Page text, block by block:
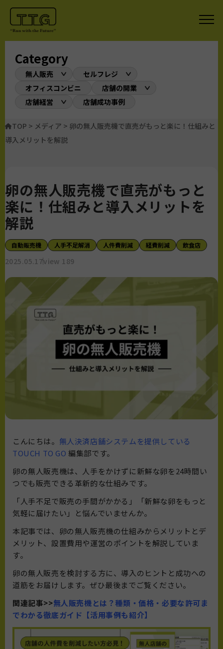
Category
無人販売
セルフレジ
オフィスコンビニ
店舗の開業
店舗経営
店舗成功事例
TOP > メディア > 卵の無人販売機で直売がもっと楽に！仕組みと
導入メリットを解説
卵の無人販売機で直売がもっと
楽に！仕組みと導入メリットを
解説
自動販売機 人手不足解消 人件費削減 経費削減 飲食店
2025.05.17view 189
こんにちは。 無人決済店舗システムを提供している
TOUCH TO GO 編集部です。
卵の無人販売機は、人手をかけずに新鮮な卵を24時間い
つでも販売できる革新的な仕組みです。
「人手不足で販売の手間がかかる」「新鮮な卵をもっと
気軽に届けたい」と悩んでいませんか。
本記事では、卵の無人販売機の仕組みからメリットとデ
メリット、設置費用や運営のポイントを解説していま
す。
卵の無人販売を検討する方に、導入のヒントと成功への
道筋をお届けします。ぜひ最後までご覧ください。
関連記事>>無人販売機とは？種類・価格・必要な許可ま
でわかる徹底ガイド【活用事例も紹介】